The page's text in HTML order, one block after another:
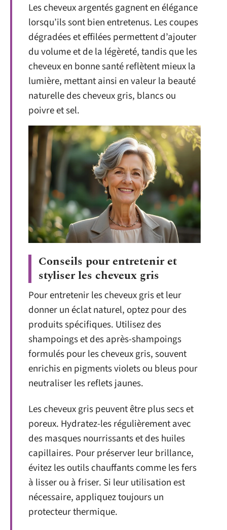
Les cheveux argentés gagnent en élégance
lorsqu’ils sont bien entretenus. Les coupes
dégradées et effilées permettent d’ajouter
du volume et de la légèreté, tandis que les
cheveux en bonne santé reflètent mieux la
lumière, mettant ainsi en valeur la beauté
naturelle des cheveux gris, blancs ou
poivre et sel.
Conseils pour entretenir et
styliser les cheveux gris
Pour entretenir les cheveux gris et leur
donner un éclat naturel, optez pour des
produits spécifiques. Utilisez des
shampoings et des après-shampoings
formulés pour les cheveux gris, souvent
enrichis en pigments violets ou bleus pour
neutraliser les reflets jaunes.
Les cheveux gris peuvent être plus secs et
poreux. Hydratez-les régulièrement avec
des masques nourrissants et des huiles
capillaires. Pour préserver leur brillance,
évitez les outils chauffants comme les fers
à lisser ou à friser. Si leur utilisation est
nécessaire, appliquez toujours un
protecteur thermique.